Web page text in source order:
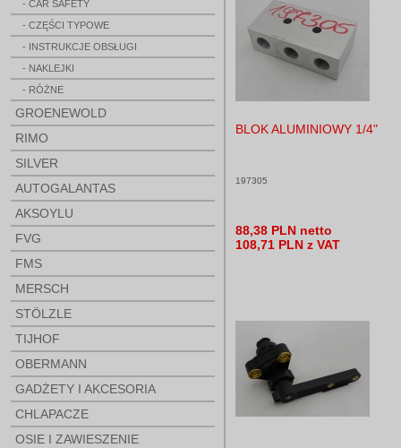
- CAR SAFETY
- CZĘŚCI TYPOWE
- INSTRUKCJE OBSŁUGI
- NAKLEJKI
- RÓŻNE
GROENEWOLD
RIMO
SILVER
AUTOGALANTAS
AKSOYLU
FVG
FMS
MERSCH
STÖLZLE
TIJHOF
OBERMANN
GADŻETY I AKCESORIA
CHLAPACZE
OSIE I ZAWIESZENIE
BLOK ALUMINIOWY 1/4"
197305
88,38 PLN netto
108,71 PLN z VAT